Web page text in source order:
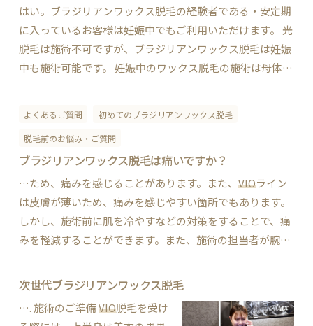
した（笑）実際に自分も初めて
脱毛を体験してみた…
はい。ブラジリアンワックス脱毛の経験者である・安定期
に入っているお客様は妊娠中でもご利用いただけます。 光
脱毛は施術不可ですが、ブラジリアンワックス脱毛は妊娠
中も施術可能です。 妊娠中のワックス脱毛の施術は母体、
よくあるご質問 初めてのブラジリアンワックス脱毛
脱毛前のお悩み・ご質問
ブラジリアンワックス脱毛は痛いですか？
…ため、痛みを感じることがあります。また、 VIOライン
は皮膚が薄いため、痛みを感じやすい箇所でもあります。
しかし、施術前に肌を冷やすなどの対策をすることで、痛
みを軽減することができます。また、施術の担当者が腕に
クを使うこともあります。 個人差があり、痛みの…
次世代ブラジリアンワックス脱毛
…. 施術のご準備VIO脱毛を受け